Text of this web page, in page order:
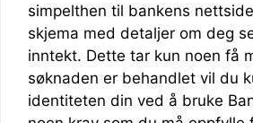
simpelthen til bankens
skjema med detaljer om deg
inntekt. Dette tar kun noen få
søknaden er behandlet vil du
identiteten din ved å bruke